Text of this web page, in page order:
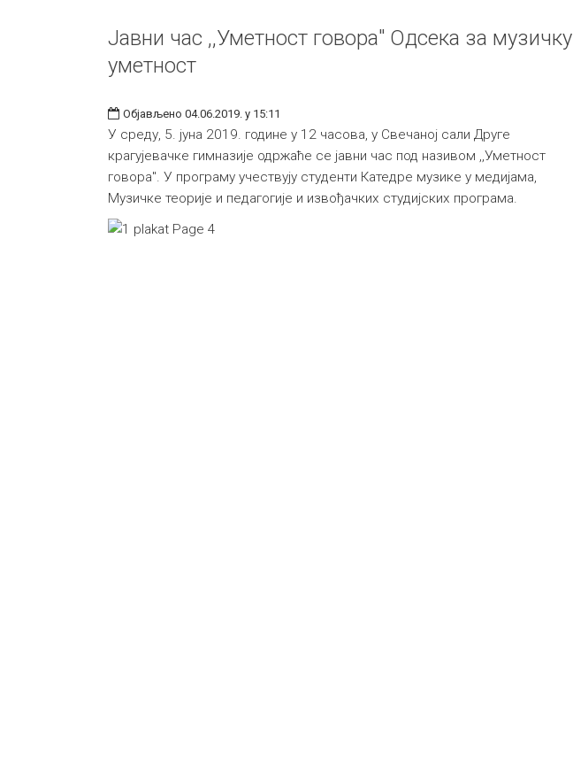
Јавни час ,,Уметност говора" Одсека за музичку
уметност
Објављено 04.06.2019. у 15:11
У среду, 5. јуна 2019. године у 12 часова, у Свечаној сали Друге
крагујевачке гимназије одржаће се јавни час под називом ,,Уметност
говора". У програму учествују студенти Катедре музике у медијама,
Музичке теорије и педагогије и извођачких студијских програма.